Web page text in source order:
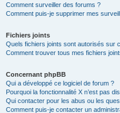
Comment surveiller des forums ?
Comment puis-je supprimer mes
Fichiers joints
Quels fichiers joints sont autorisés sur
Comment trouver tous mes fichiers
Concernant phpBB
Qui a développé ce logiciel de forum ?
Pourquoi la fonctionnalité X n’est pas
Qui contacter pour les abus ou les
Comment puis-je contacter un